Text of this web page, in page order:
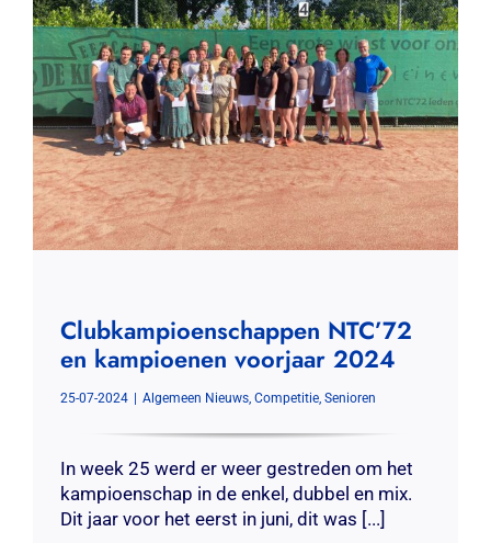
Clubkampioenschappen NTC’72
en kampioenen voorjaar 2024
25-07-2024 | Algemeen Nieuws, Competitie, Senioren
In week 25 werd er weer gestreden om het
kampioenschap in de enkel, dubbel en mix.
Dit jaar voor het eerst in juni, dit was [...]